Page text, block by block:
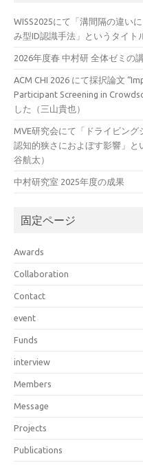
WISS2025にて「溝間隔の違い
み型ID認識手法」というタイト
2026年度春 中村研 全体ゼミの
ACM CHI 2026 にて採択論文
Participant Screening in
した（三山貴也）
MVE研究会にて「ドライビン
認知的狭さにおよぼす影響」と
谷航太）
中村研究室 2025年度の成果
固定ページ
Awards
Collaboration
Contact
event
Funds
interview
Members
Message
Projects
Publications